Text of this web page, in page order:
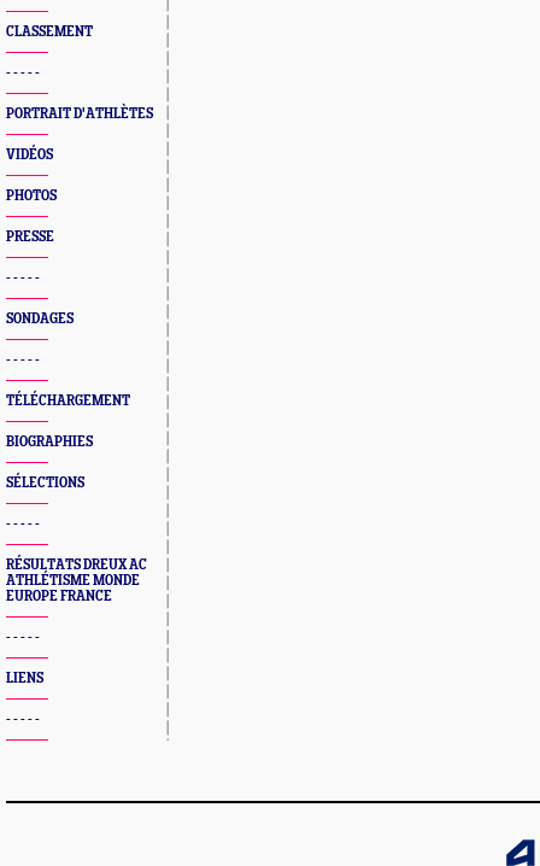
CLASSEMENT
- - - - -
PORTRAIT D'ATHLÈTES
VIDÉOS
PHOTOS
PRESSE
- - - - -
SONDAGES
- - - - -
TÉLÉCHARGEMENT
BIOGRAPHIES
SÉLECTIONS
- - - - -
RÉSULTATS DREUX AC
ATHLÉTISME MONDE
EUROPE FRANCE
- - - - -
LIENS
- - - - -